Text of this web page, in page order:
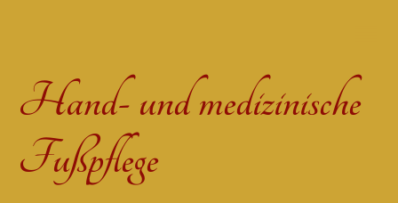
Hand- und medizinische
Fußpflege